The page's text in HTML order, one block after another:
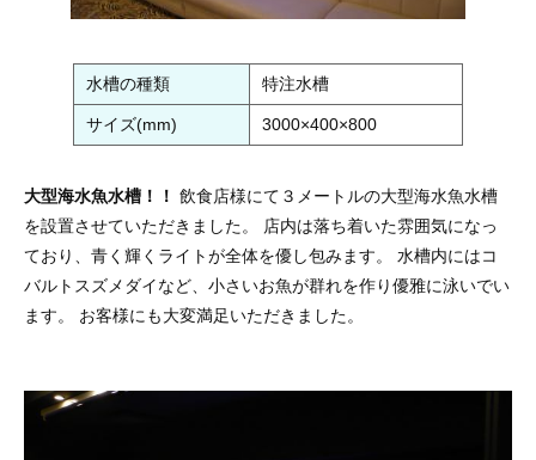
水槽の種類 特注水槽
サイズ(mm) 3000×400×800
大型海水魚水槽！！ 飲食店様にて３メートルの大型海水魚水槽
を設置させていただきました。 店内は落ち着いた雰囲気になっ
ており、青く輝くライトが全体を優し包みます。 水槽内にはコ
バルトスズメダイなど、小さいお魚が群れを作り優雅に泳いでい
ます。 お客様にも大変満足いただきました。